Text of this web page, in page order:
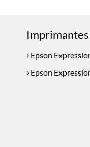
Epson
Epson